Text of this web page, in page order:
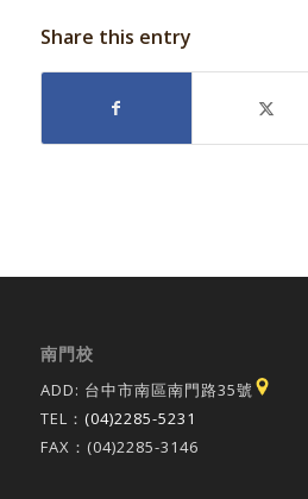
Share this entry
南門校
ADD: 台中市南區南門路35號
TEL： (04)2285-5231
FAX：(04)2285-3146